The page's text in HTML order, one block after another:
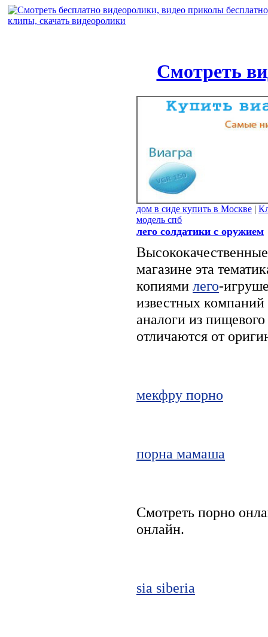
Смотреть
дом в сиде купить в Москве |
модель спб
лего солдатики с оружием
магазине эта
копиями лего-
известных
аналоги из
отличаются от
мекфру порно
порна мамаша
Смотреть порно
онлайн.
sia siberia